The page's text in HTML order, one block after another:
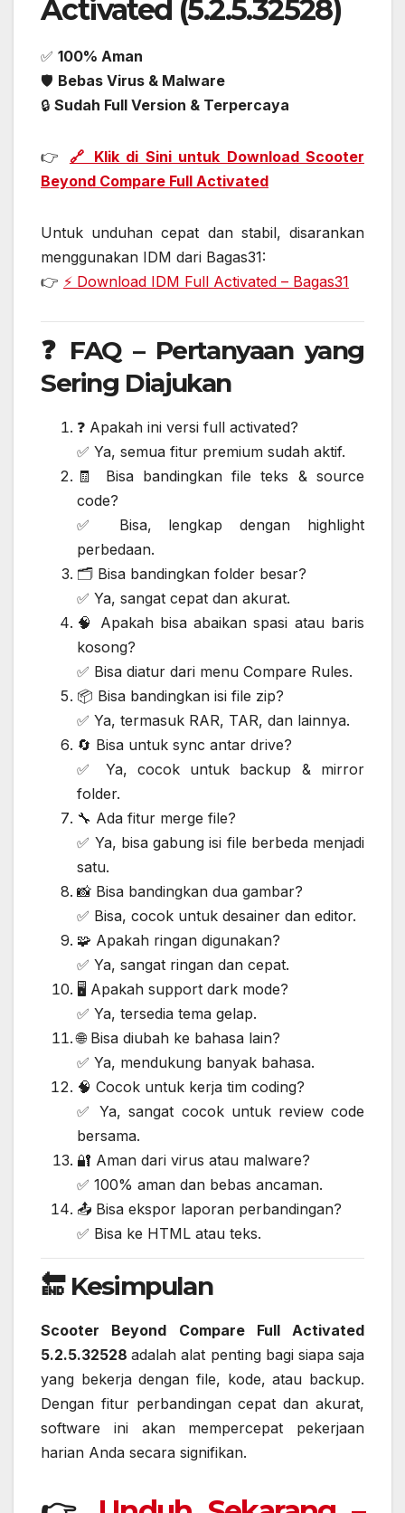
Activated (5.2.5.32528)
✅ 100% Aman
🛡️ Bebas Virus & Malware
🔒 Sudah Full Version & Terpercaya
👉 🔗 Klik di Sini untuk Download Scooter
Beyond Compare Full Activated
Untuk unduhan cepat dan stabil, disarankan
menggunakan IDM dari Bagas31:
👉 ⚡ Download IDM Full Activated – Bagas31
❓ FAQ – Pertanyaan yang
Sering Diajukan
❓ Apakah ini versi full activated?
✅ Ya, semua fitur premium sudah aktif.
🧾 Bisa bandingkan file teks & source
code?
✅ Bisa, lengkap dengan highlight
perbedaan.
🗂️ Bisa bandingkan folder besar?
✅ Ya, sangat cepat dan akurat.
🧠 Apakah bisa abaikan spasi atau baris
kosong?
✅ Bisa diatur dari menu Compare Rules.
📦 Bisa bandingkan isi file zip?
✅ Ya, termasuk RAR, TAR, dan lainnya.
🔄 Bisa untuk sync antar drive?
✅ Ya, cocok untuk backup & mirror
folder.
🔧 Ada fitur merge file?
✅ Ya, bisa gabung isi file berbeda menjadi
satu.
📸 Bisa bandingkan dua gambar?
✅ Bisa, cocok untuk desainer dan editor.
🧩 Apakah ringan digunakan?
✅ Ya, sangat ringan dan cepat.
🖥️ Apakah support dark mode?
✅ Ya, tersedia tema gelap.
🌐 Bisa diubah ke bahasa lain?
✅ Ya, mendukung banyak bahasa.
🧠 Cocok untuk kerja tim coding?
✅ Ya, sangat cocok untuk review code
bersama.
🔐 Aman dari virus atau malware?
✅ 100% aman dan bebas ancaman.
📤 Bisa ekspor laporan perbandingan?
✅ Bisa ke HTML atau teks.
🔚 Kesimpulan
Scooter Beyond Compare Full Activated
5.2.5.32528adalah alat penting bagi siapa saja
yang bekerja dengan file, kode, atau backup.
Dengan fitur perbandingan cepat dan akurat,
software ini akan mempercepat pekerjaan
harian Anda secara signifikan.